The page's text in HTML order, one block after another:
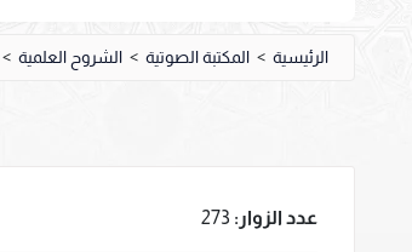
الرئيسية > المكتبة الصوتية > الشروح العلمية >
عدد الزوار: 273